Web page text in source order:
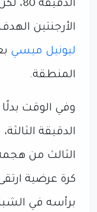
الأرجنتين
ليونيل ميسي
المنطقة.
وفي الوقت
الدقيقة
الثالث من
كرة عرضية
برأسه في